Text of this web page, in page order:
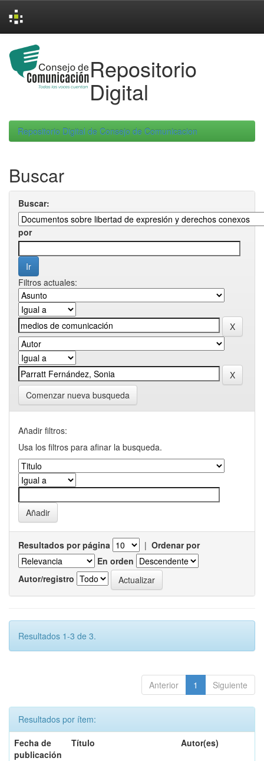
navigation
Repositorio
Digital
Repositorio Digital de Consejo de Comunicacion
Buscar
Buscar:
por
Filtros actuales:
Comenzar nueva busqueda
Añadir filtros:
Usa los filtros para afinar la busqueda.
Resultados por página | Ordenar por
En orden
Autor/registro
Resultados 1-3 de 3.
Anterior 1 Siguiente
Resultados por ítem:
Fecha de
publicación
Título Autor(es)